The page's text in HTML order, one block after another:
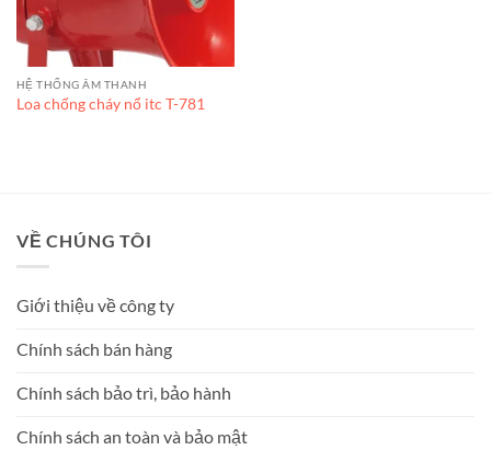
HỆ THỐNG ÂM THANH
Loa chống cháy nổ itc T-781
VỀ CHÚNG TÔI
Giới thiệu về công ty
Chính sách bán hàng
Chính sách bảo trì, bảo hành
Chính sách an toàn và bảo mật